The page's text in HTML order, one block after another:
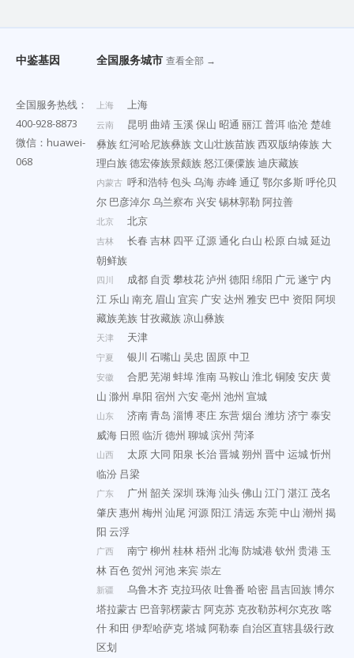
中鉴基因
全国服务热线：
400-928-8873
微信：huawei-
068
全国服务城市 查看全部 →
上海 上海
云南 昆明 曲靖 玉溪保山 昭通 丽江普洱临沧楚雄
彝族红河哈尼族彝族文山壮族苗族西双版纳傣族 大
理白族德宏傣族景颇族怒江傈僳族迪庆藏族
内蒙古 呼和浩特包头乌海赤峰通辽 鄂尔多斯呼伦贝
尔 巴彦淖尔乌兰察布 兴安锡林郭勒 阿拉善
北京 北京
吉林 长春 吉林 四平辽源通化 白山 松原 白城延边
朝鲜族
四川 成都 自贡攀枝花泸州 德阳 绵阳 广元遂宁 内
江 乐山 南充 眉山 宜宾 广安达州 雅安 巴中 资阳 阿坝
藏族羌族甘孜藏族凉山彝族
天津 天津
宁夏 银川 石嘴山 吴忠 固原中卫
安徽 合肥芜湖 蚌埠淮南马鞍山 淮北铜陵 安庆黄
山 滁州 阜阳 宿州 六安亳州 池州 宣城
山东 济南青岛 淄博枣庄 东营烟台 潍坊济宁泰安
威海 日照 临沂德州 聊城滨州 菏泽
山西 太原 大同 阳泉 长治晋城朔州 晋中 运城忻州
临汾 吕梁
广东 广州 韶关 深圳 珠海汕头佛山 江门 湛江 茂名
肇庆惠州 梅州 汕尾 河源阳江清远 东莞中山 潮州 揭
阳 云浮
广西 南宁柳州 桂林梧州 北海防城港钦州 贵港 玉
林百色贺州 河池来宾崇左
新疆 乌鲁木齐 克拉玛依 吐鲁番 哈密 昌吉回族博尔
塔拉蒙古 巴音郭楞蒙古阿克苏 克孜勒苏柯尔克孜喀
什和田 伊犁哈萨克塔城阿勒泰 自治区直辖县级行政
区划